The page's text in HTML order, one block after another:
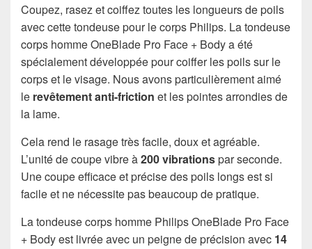
Coupez, rasez et coiffez toutes les longueurs de poils
avec cette tondeuse pour le corps Philips. La tondeuse
corps homme OneBlade Pro Face + Body a été
spécialement développée pour coiffer les poils sur le
corps et le visage. Nous avons particulièrement aimé
le revêtement anti-friction et les pointes arrondies de
la lame.
Cela rend le rasage très facile, doux et agréable.
L’unité de coupe vibre à200 vibrationspar seconde.
Une coupe efficace et précise des poils longs est si
facile et ne nécessite pas beaucoup de pratique.
La tondeuse corps homme Philips OneBlade Pro Face
+ Body est livrée avec un peigne de précision avec 14